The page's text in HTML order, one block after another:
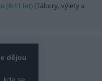
(8-11 let)(Tábory, výlety a